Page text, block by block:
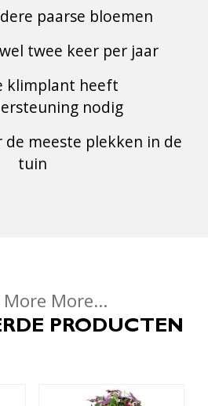
paarse bloemen
twee keer per jaar
klimplant heeft
nodig
de meeste plekken in de
tuin
More...
PRODUCTEN